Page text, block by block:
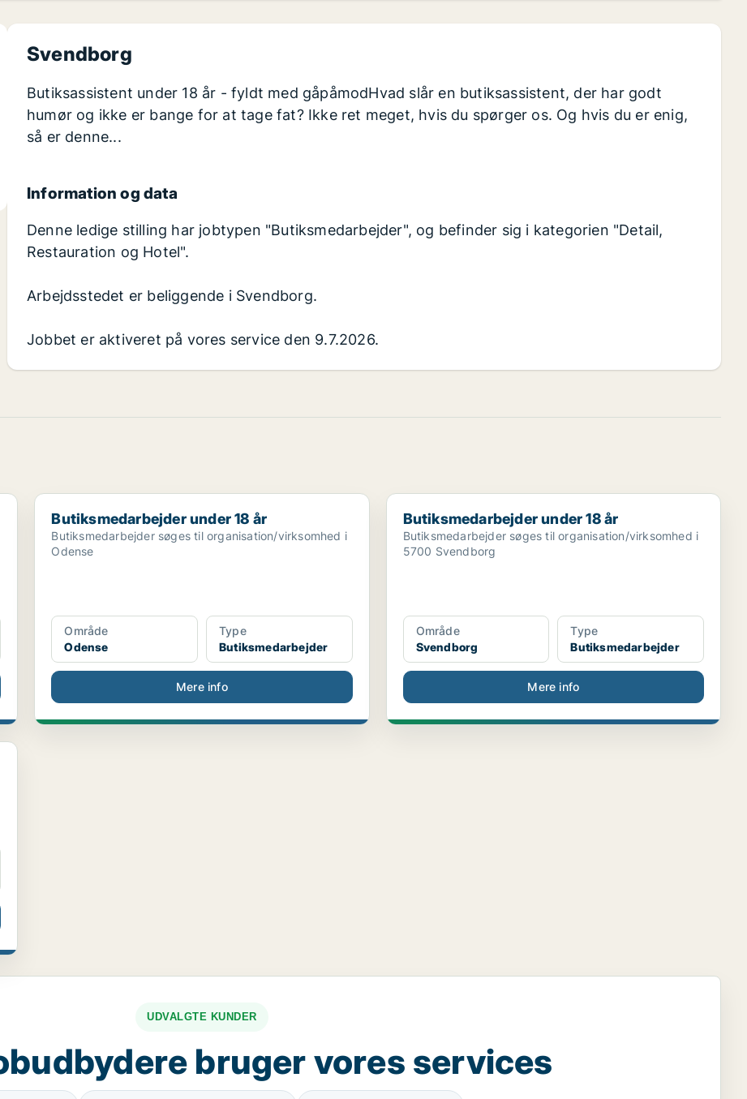
Svendborg
Butiksassistent under 18 år - fyldt med gåpåmodHvad slår en butiksassistent, der har godt
humør og ikke er bange for at tage fat? Ikke ret meget, hvis du spørger os. Og hvis du er enig,
så er denne...
Information og data
Denne ledige stilling har jobtypen "Butiksmedarbejder", og befinder sig i kategorien "Detail,
Restauration og Hotel".
Arbejdsstedet er beliggende i Svendborg.
Jobbet er aktiveret på vores service den 9.7.2026.
... Butiksmedarbejder under 18 år
Butiksmedarbejder under 18 år
Butiksmedarbejder søges til organisation/virksomhed i
Odense
Område
Odense
Type
Butiksmedarbejder
Mere info
Butiksmedarbejder under 18 år
Butiksmedarbejder under 18 år
Butiksmedarbejder søges til organisation/virksomhed i
5700 Svendborg
Område
Svendborg
Type
Butiksmedarbejder
Mere info
UDVALGTE KUNDER
bruger vores services